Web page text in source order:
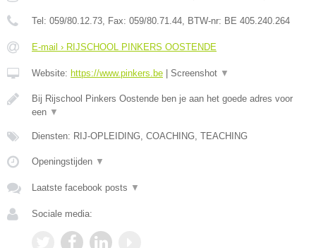
Tel: 059/80.12.73, Fax: 059/80.71.44, BTW-nr: BE 405.240.264
E-mail › RIJSCHOOL PINKERS OOSTENDE
Website: https://www.pinkers.be Screenshot ▼
Bij Rijschool Pinkers Oostende ben je aan het goede adres voor
een ▼
Diensten: RIJ-OPLEIDING, COACHING, TEACHING
Openingstijden ▼
Laatste facebook posts ▼
Sociale media: